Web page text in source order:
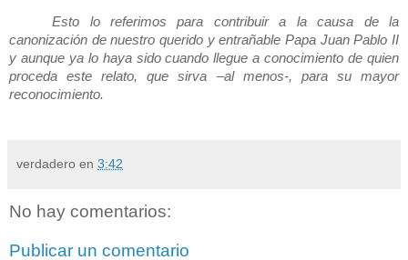
Esto lo referimos para contribuir a la causa de la
canonización de nuestro querido y entrañable Papa Juan Pablo II
y aunque ya lo haya sido cuando llegue a conocimiento de quien
proceda este relato, que sirva –al menos-, para su mayor
reconocimiento.
verdadero en 3:42
No hay comentarios:
Publicar un comentario